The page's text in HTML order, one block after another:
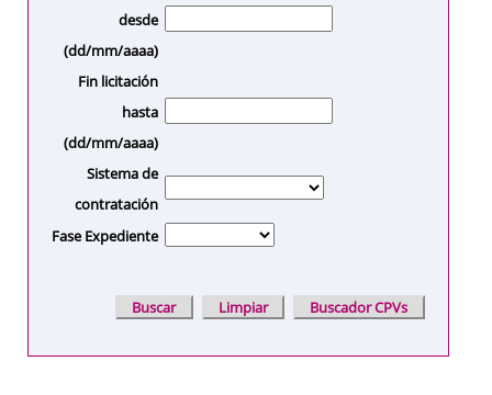
desde
(dd/mm/aaaa)
Fin licitación
hasta
(dd/mm/aaaa)
Sistema de
contratación
Fase Expediente